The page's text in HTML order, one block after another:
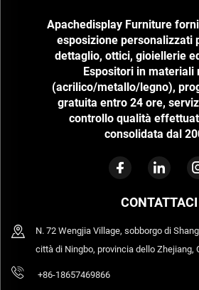
Apachedisplay Furniture
esposizione personalizzati
dettaglio, ottici, gioiellerie
Espositori in materiali
(acrilico/metallo/legno),
gratuita entro 24 ore,
controllo qualità
consolidata dal
CONTATTACI
N. 72 Wengjia Village, sobborgo di
città di Ningbo, provincia dello Zhejiang,
+86-18657469866